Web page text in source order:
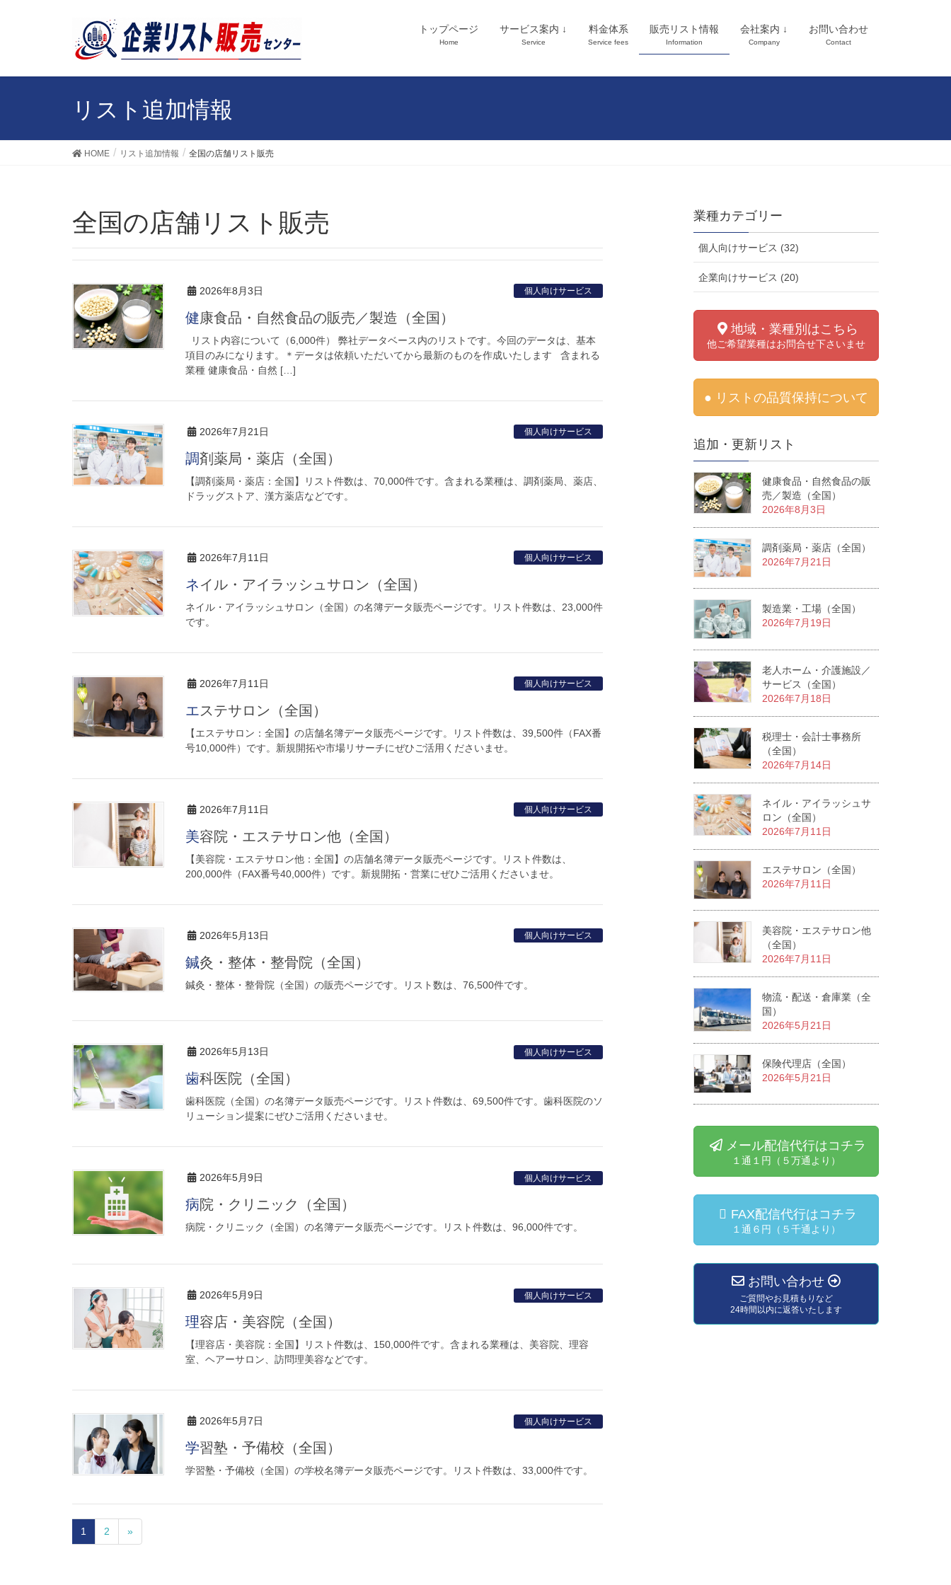
トップページ
Home
サービス案内 ↓
Service
料金体系
Service fees
販売リスト情報
Information
会社案内 ↓
Company
お問い合わせ
Contact
リスト追加情報
HOME リスト追加情報 全国の店舗リスト販売
全国の店舗リスト販売
2026年8月3日 個人向けサービス
健康食品・自然食品の販売／製造（全国）
リスト内容について（6,000件） 弊社データベース内のリストです。今回のデータは、基本
項目のみになります。＊データは依頼いただいてから最新のものを作成いたします 含まれる
業種 健康食品・自然 […]
2026年7月21日 個人向けサービス
調剤薬局・薬店（全国）
【調剤薬局・薬店：全国】リスト件数は、70,000件です。含まれる業種は、調剤薬局、薬店、
ドラッグストア、漢方薬店などです。
2026年7月11日 個人向けサービス
ネイル・アイラッシュサロン（全国）
ネイル・アイラッシュサロン（全国）の名簿データ販売ページです。リスト件数は、23,000件
です。
2026年7月11日 個人向けサービス
エステサロン（全国）
【エステサロン：全国】の店舗名簿データ販売ページです。リスト件数は、39,500件（FAX番
号10,000件）です。新規開拓や市場リサーチにぜひご活用くださいませ。
2026年7月11日 個人向けサービス
美容院・エステサロン他（全国）
【美容院・エステサロン他：全国】の店舗名簿データ販売ページです。リスト件数は、
200,000件（FAX番号40,000件）です。新規開拓・営業にぜひご活用くださいませ。
2026年5月13日 個人向けサービス
鍼灸・整体・整骨院（全国）
鍼灸・整体・整骨院（全国）の販売ページです。リスト数は、76,500件です。
2026年5月13日 個人向けサービス
歯科医院（全国）
歯科医院（全国）の名簿データ販売ページです。リスト件数は、69,500件です。歯科医院のソ
リューション提案にぜひご活用くださいませ。
2026年5月9日 個人向けサービス
病院・クリニック（全国）
病院・クリニック（全国）の名簿データ販売ページです。リスト件数は、96,000件です。
2026年5月9日 個人向けサービス
理容店・美容院（全国）
【理容店・美容院：全国】リスト件数は、150,000件です。含まれる業種は、美容院、理容
室、ヘアーサロン、訪問理美容などです。
2026年5月7日 個人向けサービス
学習塾・予備校（全国）
学習塾・予備校（全国）の学校名簿データ販売ページです。リスト件数は、33,000件です。
1 2 »
業種カテゴリー
個人向けサービス (32)
企業向けサービス (20)
地域・業種別はこちら
他ご希望業種はお問合せ下さいませ
● リストの品質保持について
追加・更新リスト
健康食品・自然食品の販
売／製造（全国）
2026年8月3日
調剤薬局・薬店（全国）
2026年7月21日
製造業・工場（全国）
2026年7月19日
老人ホーム・介護施設／
サービス（全国）
2026年7月18日
税理士・会計士事務所
（全国）
2026年7月14日
ネイル・アイラッシュサ
ロン（全国）
2026年7月11日
エステサロン（全国）
2026年7月11日
美容院・エステサロン他
（全国）
2026年7月11日
物流・配送・倉庫業（全
国）
2026年5月21日
保険代理店（全国）
2026年5月21日
メール配信代行はコチラ
１通１円（５万通より）
FAX配信代行はコチラ
１通６円（５千通より）
お問い合わせ
ご質問やお見積もりなど
24時間以内に返答いたします